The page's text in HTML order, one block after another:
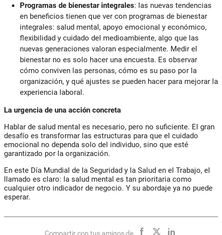
Programas de bienestar integrales: las nuevas tendencias
en beneficios tienen que ver con programas de bienestar
integrales: salud mental, apoyo emocional y económico,
flexibilidad y cuidado del medioambiente, algo que las
nuevas generaciones valoran especialmente. Medir el
bienestar no es solo hacer una encuesta. Es observar
cómo conviven las personas, cómo es su paso por la
organización, y qué ajustes se pueden hacer para mejorar la
experiencia laboral.
La urgencia de una acción concreta
Hablar de salud mental es necesario, pero no suficiente. El gran
desafío es transformar las estructuras para que el cuidado
emocional no dependa solo del individuo, sino que esté
garantizado por la organización.
En este Día Mundial de la Seguridad y la Salud en el Trabajo, el
llamado es claro: la salud mental es tan prioritaria como
cualquier otro indicador de negocio. Y su abordaje ya no puede
esperar.
Compartir con tus amigos de